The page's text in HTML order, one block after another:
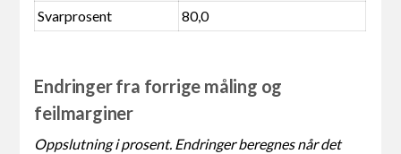
Svarprosent
80,0
Endringer fra forrige måling og
feilmarginer
Oppslutning i prosent. Endringer beregnes når det